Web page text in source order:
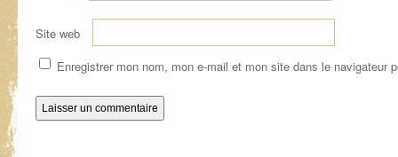
Site web
Enregistrer mon nom, mon e-mail et mon site dans le navigateur